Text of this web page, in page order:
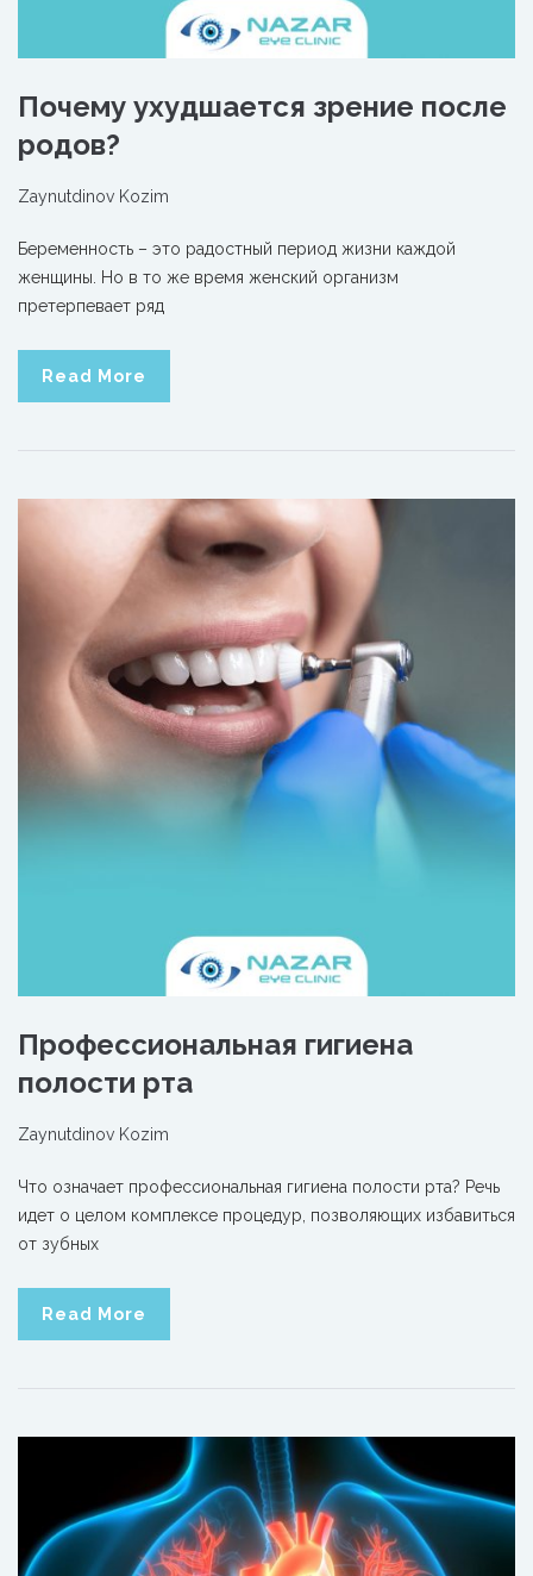
Почему ухудшается зрение после
родов?
Zaynutdinov Kozim
Беременность – это радостный период жизни каждой
женщины. Но в то же время женский организм
претерпевает ряд
Read More
Профессиональная гигиена
полости рта
Zaynutdinov Kozim
Что означает профессиональная гигиена полости рта? Речь
идет о целом комплексе процедур, позволяющих избавиться
от зубных
Read More